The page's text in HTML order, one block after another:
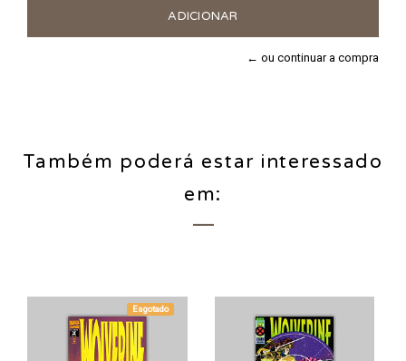
← ou continuar a compra
Também poderá estar interessado
em:
Esgotado